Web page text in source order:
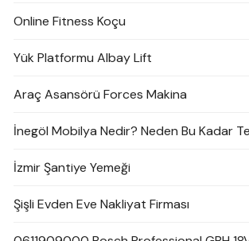
Online Fitness Koçu
Yük Platformu Albay Lift
Araç Asansörü Forces Makina
İnegöl Mobilya Nedir? Neden Bu Kadar
İzmir Şantiye Yemeği
Şişli Evden Eve Nakliyat Firması